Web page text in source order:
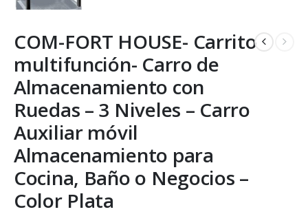
COM-FORT HOUSE- Carrito
multifunción- Carro de
Almacenamiento con
Ruedas – 3 Niveles – Carro
Auxiliar móvil
Almacenamiento para
Cocina, Baño o Negocios –
Color Plata